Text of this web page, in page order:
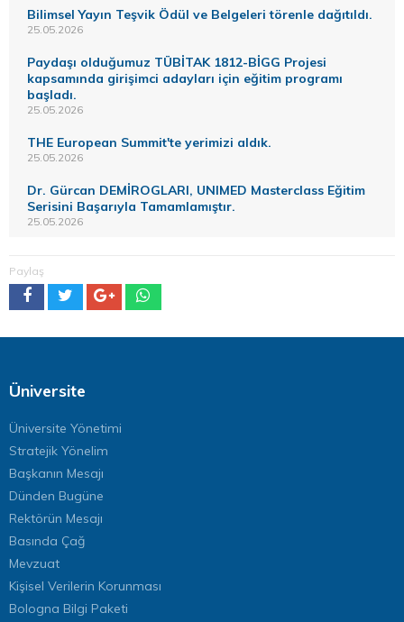
Bilimsel Yayın Teşvik Ödül ve Belgeleri törenle dağıtıldı.
25.05.2026
Paydaşı olduğumuz TÜBİTAK 1812-BİGG Projesi
kapsamında girişimci adayları için eğitim programı
başladı.
25.05.2026
THE European Summit'te yerimizi aldık.
25.05.2026
Dr. Gürcan DEMİROGLARI, UNIMED Masterclass Eğitim
Serisini Başarıyla Tamamlamıştır.
25.05.2026
Paylaş
Üniversite
Üniversite Yönetimi
Stratejik Yönelim
Başkanın Mesajı
Dünden Bugüne
Rektörün Mesajı
Basında Çağ
Mevzuat
Kişisel Verilerin Korunması
Bologna Bilgi Paketi